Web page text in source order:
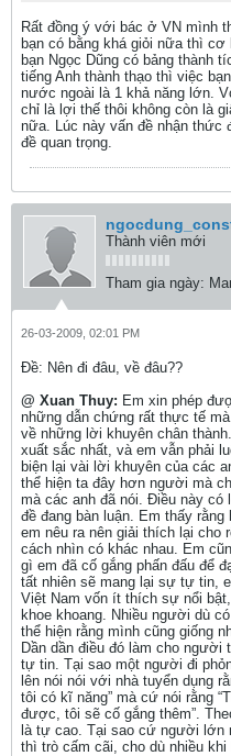
Rất đồng ý với bác ở VN mình
bạn có bằng khá giỏi nữa thì
bạn Ngọc Dũng có bảng thành
tiếng Anh thành thạo thì việc
nước ngoài là 1 khả năng lớn.
chỉ là lợi thế thôi không còn là
nữa. Lúc này vấn đề nhận thức
đề quan trọng.
Thành viên mới
Tham gia ngày:
26-03-2009, 02:01 PM
Ðề: Nên đi đâu, về đâu??
@ Xuan Thuy: Em xin phép
những dẫn chứng rất thực tế
về những lời khuyên chân
xuất sắc nhất, và em vẫn phải
biện lại vài lời khuyên của các
thể hiện ta đây hơn người mà
mà các anh đã nói. Điều này
đề đang bàn luận. Em thấy
em nêu ra nên giải thích lại cho
cách nhìn có khác nhau. Em
gì em đã cố gắng phấn đấu để
tất nhiên sẽ mang lại sự tự tin,
Việt Nam vốn ít thích sự nổi
khoe khoang. Nhiều người dù
thể hiện rằng mình cũng giống
Dần dần điều đó làm cho
tự tin. Tại sao một người đi
lên nói nói với nhà tuyển dụng
tôi có kĩ năng” mà cứ nói rằng
được, tôi sẽ cố gắng thêm”.
là tự cao. Tại sao cứ người lớn
thì trò cấm cãi, cho dù nhiều